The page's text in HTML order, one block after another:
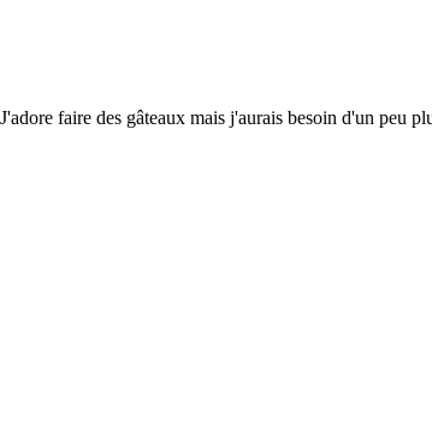
faire des gâteaux mais j'aurais besoin d'un peu